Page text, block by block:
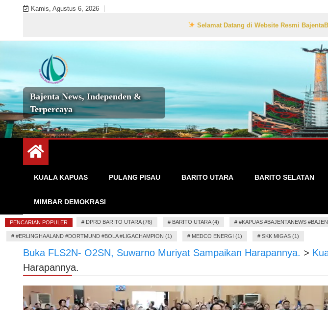
Kamis, Agustus 6, 2026
Selamat Datang di Website Resmi
Bajenta News, Independen &
Terpercaya
KUALA KAPUAS PULANG PISAU BARITO UTARA BARITO SELATAN
MIMBAR DEMOKRASI
PENCARIAN POPULER # DPRD BARITO UTARA (76) # BARITO UTARA (4) # #KAPUAS #BAJENTANEWS
# #ERLINGHAALAND #DORTMUND #BOLA #LIGACHAMPION (1) # MEDCO ENERGI (1) # SKK MIGAS (1)
Buka FLS2N- O2SN, Suwarno Muriyat Sampaikan Harapannya. >
Harapannya.